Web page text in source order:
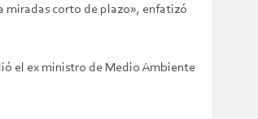
miradas corto de plazo», enfatizó
el ex ministro de Medio Ambiente